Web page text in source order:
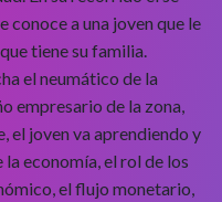
conoce a una joven que le
tiene su familia.
el neumático de la
empresario de la zona,
el joven va aprendiendo y
economía, el rol de los
el flujo monetario,